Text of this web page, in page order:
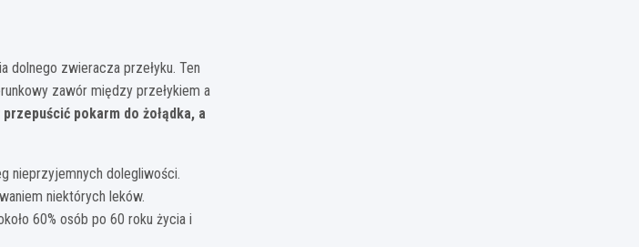
dolnego zwieracza przełyku. Ten
zawór między przełykiem a
pokarm do żołądka, a
nieprzyjemnych dolegliwości.
niektórych leków.
60% osób po 60 roku życia i